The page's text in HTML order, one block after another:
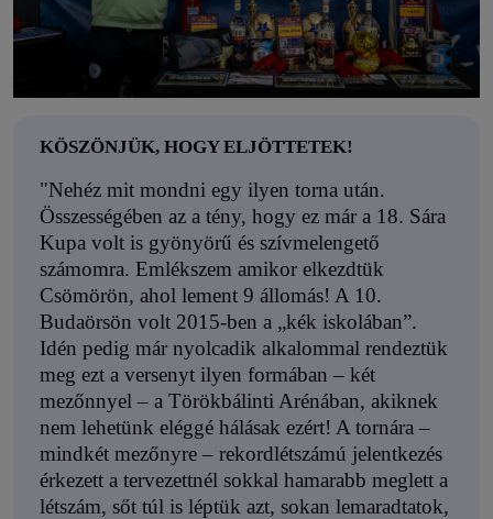
KÖSZÖNJÜK, HOGY ELJÖTTETEK!
"Nehéz mit mondni egy ilyen torna után.
Összességében az a tény, hogy ez már a 18. Sára
Kupa volt is gyönyörű és szívmelengető
számomra. Emlékszem amikor elkezdtük
Csömörön, ahol lement 9 állomás! A 10.
Budaörsön volt 2015-ben a „kék iskolában”.
Idén pedig már nyolcadik alkalommal rendeztük
meg ezt a versenyt ilyen formában – két
mezőnnyel – a Törökbálinti Arénában, akiknek
nem lehetünk eléggé hálásak ezért! A tornára –
mindkét mezőnyre – rekordlétszámú jelentkezés
érkezett a tervezettnél sokkal hamarabb meglett a
létszám, sőt túl is léptük azt, sokan lemaradtatok,